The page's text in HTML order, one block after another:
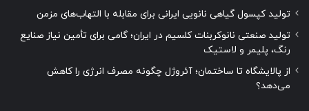
تولید کپسول گیاهی نانویی ایرانی برای مقابله با التهاب‌های مزمن
تولید صنعتی نانوکربنات کلسیم در ایران؛ گامی برای تأمین نیاز صنایع
رنگ، پلیمر و لاستیک
از پالایشگاه تا ساختمان؛ آئروژل چگونه مصرف انرژی را کاهش
می‌دهد؟